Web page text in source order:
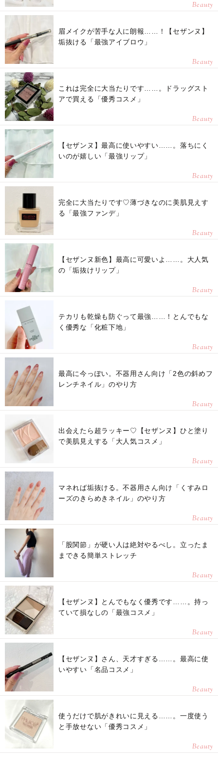
Beauty
眉メイクが苦手な人に朗報……！【セザンヌ】
垢抜ける「最強アイブロウ」
Beauty
これは完全に大当たりです……。ドラッグスト
アで買える「優秀コスメ」
Beauty
【セザンヌ】最高に使いやすい……。落ちにく
いのが嬉しい「最強リップ」
Beauty
完全に大当たりです♡薄づきなのに美肌見えす
る「最強ファンデ」
Beauty
【セザンヌ新色】最高に可愛いよ……。大人気
の「垢抜けリップ」
Beauty
テカリも乾燥も防ぐって最強……！とんでもな
く優秀な「化粧下地」
Beauty
最高に今っぽい。不器用さん向け「2色の斜めフ
レンチネイル」のやり方
Beauty
出会えたら超ラッキー♡【セザンヌ】ひと塗り
で美肌見えする「大人気コスメ」
Beauty
マネれば垢抜ける。不器用さん向け「くすみロ
ーズのきらめきネイル」のやり方
Beauty
「股関節」が硬い人は絶対やるべし。立ったま
まできる簡単ストレッチ
Beauty
【セザンヌ】とんでもなく優秀です……。持っ
ていて損なしの「最強コスメ」
Beauty
【セザンヌ】さん、天才すぎる……。最高に使
いやすい「名品コスメ」
Beauty
使うだけで肌がきれいに見える……。一度使う
と手放せない「優秀コスメ」
Beauty